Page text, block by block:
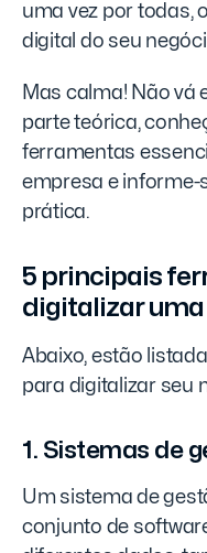
uma vez por todas,
digital do seu
Mas calma! Não vá
parte teórica,
ferramentas
empresa e informe-
prática.
5 principais
digitalizar
Abaixo, estão
para digitalizar seu
1. Sistemas de
Um sistema de
conjunto de